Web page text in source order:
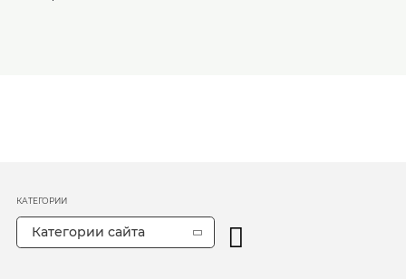
КАТЕГОРИИ
Категории сайта